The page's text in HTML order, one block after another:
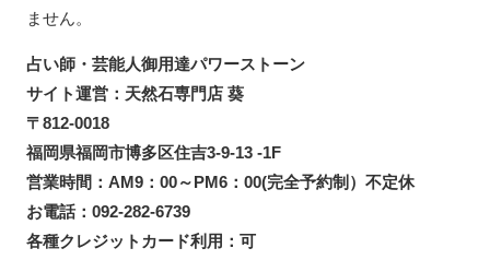
ません。
占い師・芸能人御用達パワーストーン
サイト運営：天然石専門店 葵
〒812-0018
福岡県福岡市博多区住吉3-9-13 -1F
営業時間：AM9：00～PM6：00(完全予約制）不定休
お電話：092-282-6739
各種クレジットカード利用：可